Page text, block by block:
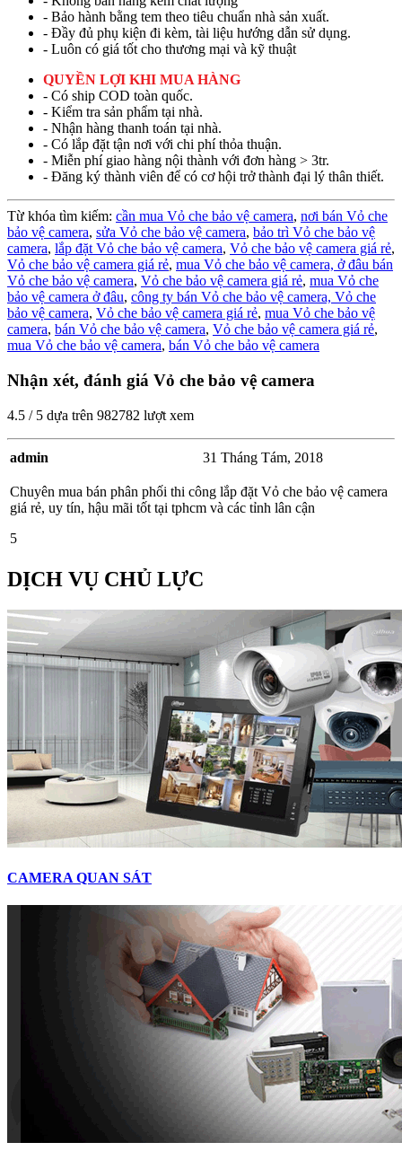
- Bảo hành bằng tem theo tiêu chuẩn nhà sản xuất.
- Đầy đủ phụ kiện đi kèm, tài liệu hướng dẫn sử dụng.
- Luôn có giá tốt cho thương mại và kỹ thuật
QUYỀN LỢI KHI MUA HÀNG
- Có ship COD toàn quốc.
- Kiểm tra sản phẩm tại nhà.
- Nhận hàng thanh toán tại nhà.
- Có lắp đặt tận nơi với chi phí thỏa thuận.
- Miễn phí giao hàng nội thành với đơn hàng > 3tr.
- Đăng ký thành viên để có cơ hội trở thành đại lý thân thiết.
Từ khóa tìm kiếm: cần mua Vỏ che bảo vệ camera, nơi bán Vỏ che
bảo vệ camera, sửa Vỏ che bảo vệ camera, bảo trì Vỏ che bảo vệ
camera, lắp đặt Vỏ che bảo vệ camera, Vỏ che bảo vệ camera giá rẻ,
Vỏ che bảo vệ camera giá rẻ, mua Vỏ che bảo vệ camera, ở đâu bán
Vỏ che bảo vệ camera, Vỏ che bảo vệ camera giá rẻ, mua Vỏ che
bảo vệ camera ở đâu, công ty bán Vỏ che bảo vệ camera, Vỏ che
bảo vệ camera, Vỏ che bảo vệ camera giá rẻ, mua Vỏ che bảo vệ
camera, bán Vỏ che bảo vệ camera, Vỏ che bảo vệ camera giá rẻ,
mua Vỏ che bảo vệ camera, bán Vỏ che bảo vệ camera
Nhận xét, đánh giá Vỏ che bảo vệ camera
4.5 / 5 dựa trên 982782 lượt xem
admin 31 Tháng Tám, 2018
Chuyên mua bán phân phối thi công lắp đặt Vỏ che bảo vệ camera
giá rẻ, uy tín, hậu mãi tốt tại tphcm và các tỉnh lân cận
5
DỊCH VỤ CHỦ LỰC
CAMERA QUAN SÁT